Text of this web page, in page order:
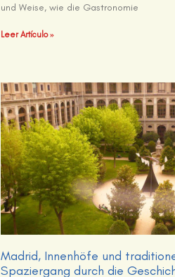
und Weise, wie die Gastronomie
Leer Artículo »
Madrid, Innenhöfe und
Spaziergang durch die